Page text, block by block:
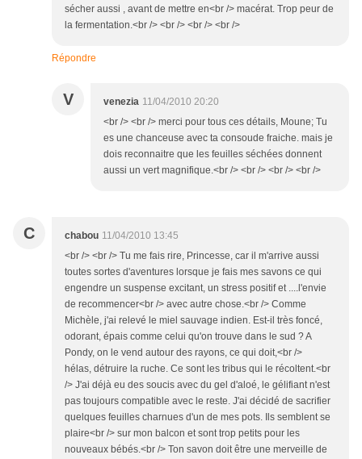
sécher aussi , avant de mettre en<br /> macérat. Trop peur de
la fermentation.<br /> <br /> <br /> <br />
Répondre
V venezia 11/04/2010 20:20
<br /> <br /> merci pour tous ces détails, Moune; Tu
es une chanceuse avec ta consoude fraiche. mais je
dois reconnaitre que les feuilles séchées donnent
aussi un vert magnifique.<br /> <br /> <br /> <br />
C chabou 11/04/2010 13:45
<br /> <br /> Tu me fais rire, Princesse, car il m'arrive aussi
toutes sortes d'aventures lorsque je fais mes savons ce qui
engendre un suspense excitant, un stress positif et ....l'envie
de recommencer<br /> avec autre chose.<br /> Comme
Michèle, j'ai relevé le miel sauvage indien. Est-il très foncé,
odorant, épais comme celui qu'on trouve dans le sud ? A
Pondy, on le vend autour des rayons, ce qui doit,<br />
hélas, détruire la ruche. Ce sont les tribus qui le récoltent.<br
/> J'ai déjà eu des soucis avec du gel d'aloé, le gélifiant n'est
pas toujours compatible avec le reste. J'ai décidé de sacrifier
quelques feuilles charnues d'un de mes pots. Ils semblent se
plaire<br /> sur mon balcon et sont trop petits pour les
nouveaux bébés.<br /> Ton savon doit être une merveille de